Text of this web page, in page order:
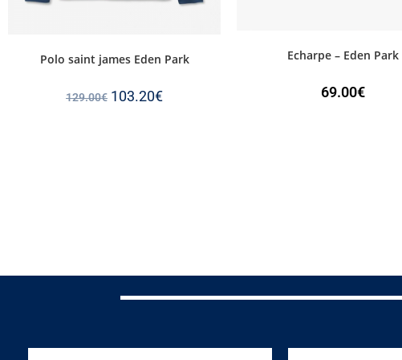
Polo saint james Eden Park
129.00€ 103.20€
Echarpe – Eden Park
69.00€